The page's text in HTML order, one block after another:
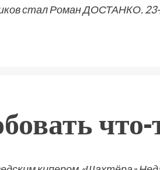
стал Роман ДОСТАНКО.
что-